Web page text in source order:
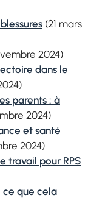
(21 mars
2024)
dans le
parents : à
2024)
et santé
2024)
travail pour RPS
ce que cela